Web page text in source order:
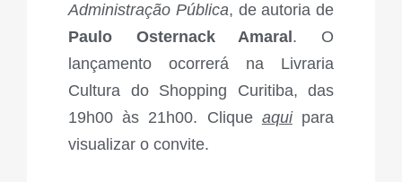
Administração Pública, de autoria de
Paulo Osternack Amaral . O
lançamento ocorrerá na Livraria
Cultura do Shopping Curitiba, das
19h00 às 21h00. Clique aquipara
visualizar o convite.